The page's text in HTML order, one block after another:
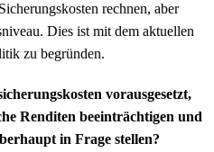
rechnen, aber
Dies ist mit dem aktuellen
zu begründen.
vorausgesetzt,
Renditen beeinträchtigen und
in Frage stellen?